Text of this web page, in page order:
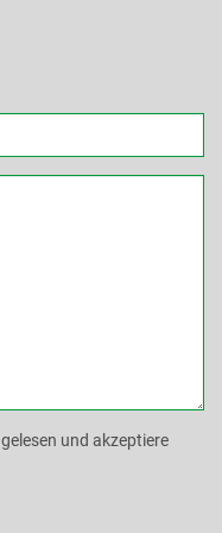
gelesen und akzeptiere